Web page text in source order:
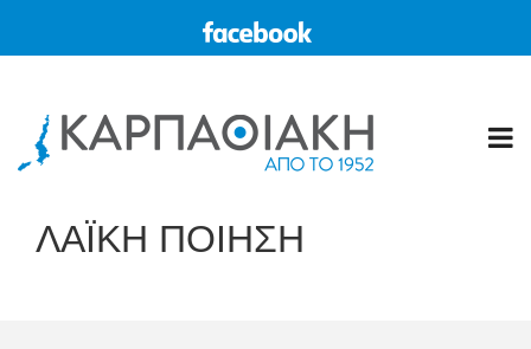
ΛΑΪΚΗ ΠΟΙΗΣΗ